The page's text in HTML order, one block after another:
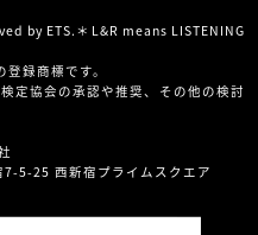
by ETS.＊L&R means LISTENING
録商標です。
定協会の承認や推奨、その他の検討
5-25 西新宿プライムスクエア